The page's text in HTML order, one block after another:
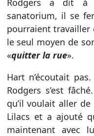
Rodgers a dit à
sanatorium, il se
pourraient travailler
le seul moyen de
«quitter la rue».
Hart n’écoutait
Rodgers s’est
qu’il voulait aller de
Lilacs et a ajouté
maintenant avec